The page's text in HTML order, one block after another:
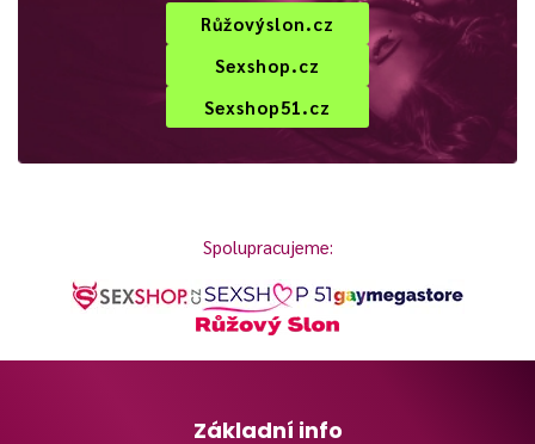
Růžovýslon.cz
Sexshop.cz
Sexshop51.cz
Spolupracujeme:
Základní info